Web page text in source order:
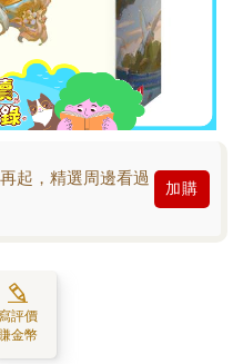
起，精選周邊看過
加購
評價
金幣